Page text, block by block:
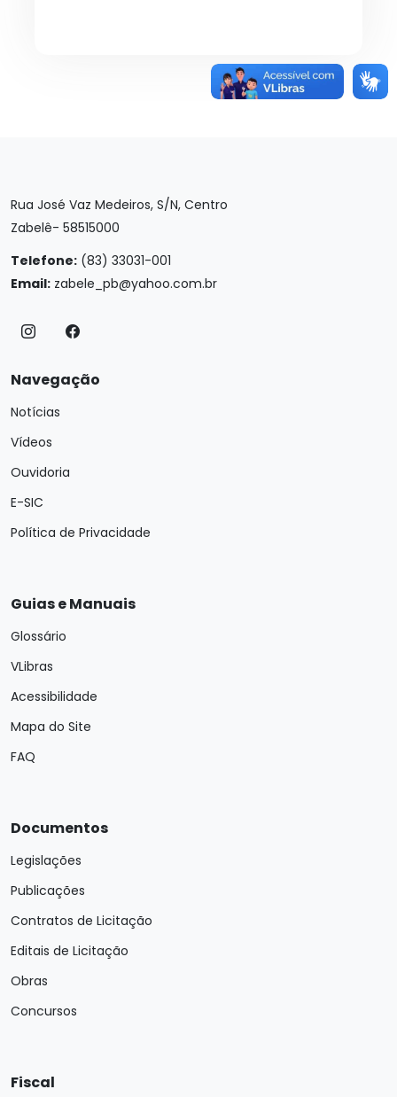
Rua José Vaz Medeiros, S/N, Centro
Zabelê- 58515000
Telefone: (83) 33031-001
Email: zabele_pb@yahoo.com.br
Navegação
Notícias
Vídeos
Ouvidoria
E-SIC
Política de Privacidade
Guias e Manuais
Glossário
VLibras
Acessibilidade
Mapa do Site
FAQ
Documentos
Legislações
Publicações
Contratos de Licitação
Editais de Licitação
Obras
Concursos
Fiscal